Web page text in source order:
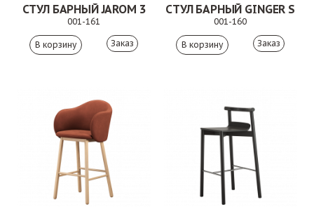
СТУЛ БАРНЫЙ JAROM 3
001-161
Заказ
СТУЛ БАРНЫЙ GINGER S
001-160
Заказ